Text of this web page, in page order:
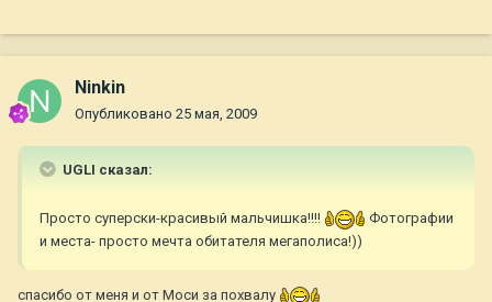
Ninkin
Опубликовано 25 мая, 2009
UGLI сказал:
Просто суперски-красивый мальчишка!!!!
Фотографии
и места- просто мечта обитателя мегаполиса!))
спасибо от меня и от Моси за похвалу